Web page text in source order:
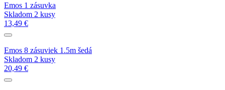
Emos 1 zásuvka
Skladom 2 kusy
13,49 €
Emos 8 zásuviek 1.5m šedá
Skladom 2 kusy
20,49 €